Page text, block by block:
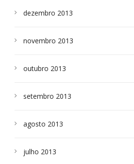
dezembro 2013
novembro 2013
outubro 2013
setembro 2013
agosto 2013
julho 2013